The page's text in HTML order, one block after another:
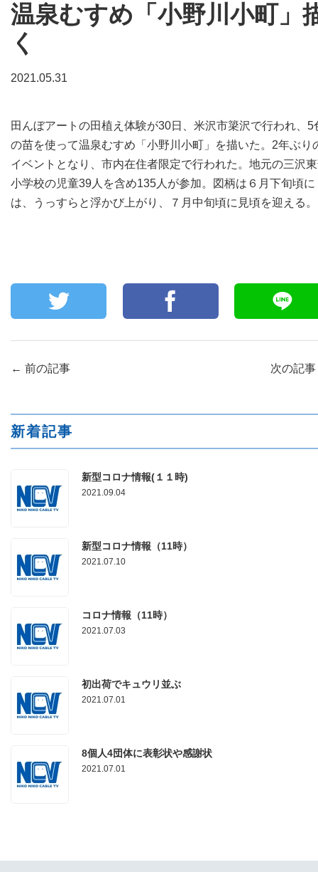
お問い合わせ
お申し込み
〒041-0801
営業時間 9:00～18:00 営業時間 9:00～18:00
温泉むすめ「小野川小町」
く
2021.05.31
田んぼアートの田植え体験が30日、米沢市簗沢で行われ、5
の苗を使って温泉むすめ「小野川小町」を描いた。2年ぶり
イベントとなり、市内在住者限定で行われた。地元の三沢
小学校の児童39人を含め135人が参加。図柄は６月下旬頃に
は、うっすらと浮かび上がり、７月中旬頃に見頃を迎える。
← 前の記事 次の記事
新着記事
新型コロナ情報(１１時)
2021.09.04
新型コロナ情報（11時）
2021.07.10
コロナ情報（11時）
2021.07.03
初出荷でキュウリ並ぶ
2021.07.01
8個人4団体に表彰状や感謝状
2021.07.01